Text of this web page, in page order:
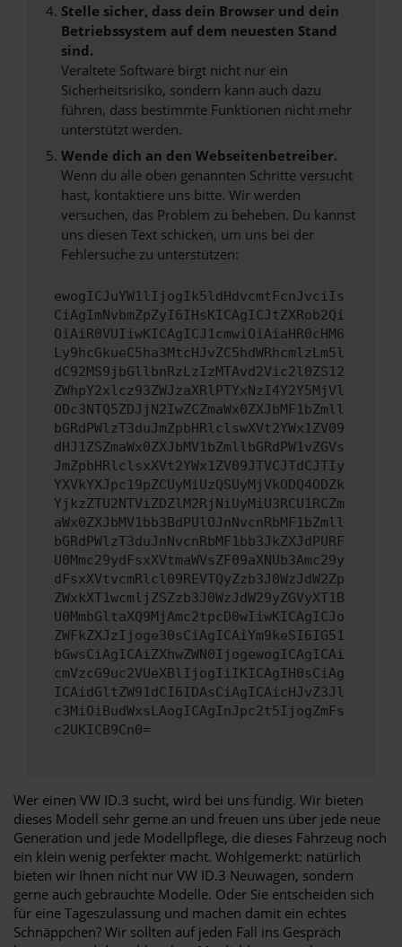
Stelle sicher, dass dein Browser und dein
Betriebssystem auf dem neuesten Stand
sind.
Veraltete Software birgt nicht nur ein
Sicherheitsrisiko, sondern kann auch dazu
führen, dass bestimmte Funktionen nicht mehr
unterstützt werden.
Wende dich an den Webseitenbetreiber.
Wenn du alle oben genannten Schritte versucht
hast, kontaktiere uns bitte. Wir werden
versuchen, das Problem zu beheben. Du kannst
uns diesen Text schicken, um uns bei der
Fehlersuche zu unterstützen:
ewogICJuYW1lIjogIk5ldHdvcmtFcnJvciIs
CiAgImNvbmZpZyI6IHsKICAgICJtZXRob2Qi
OiAiR0VUIiwKICAgICJ1cmwiOiAiaHR0cHM6
Ly9hcGkueC5ha3MtcHJvZC5hdWRhcmlzLm5l
dC92MS9jbGllbnRzLzIzMTAvd2Vic2l0ZS12
ZWhpY2xlcz93ZWJzaXRlPTYxNzI4Y2Y5MjVl
ODc3NTQ5ZDJjN2IwZCZmaWx0ZXJbMF1bZmll
bGRdPWlzT3duJmZpbHRlclswXVt2YWx1ZV09
dHJ1ZSZmaWx0ZXJbMV1bZmllbGRdPW1vZGVs
JmZpbHRlclsxXVt2YWx1ZV09JTVCJTdCJTIy
YXVkYXJpc19pZCUyMiUzQSUyMjVkODQ4ODZk
YjkzZTU2NTViZDZlM2RjNiUyMiU3RCU1RCZm
aWx0ZXJbMV1bb3BdPUlOJnNvcnRbMF1bZmll
bGRdPWlzT3duJnNvcnRbMF1bb3JkZXJdPURF
U0Mmc29ydFsxXVtmaWVsZF09aXNUb3Amc29y
dFsxXVtvcmRlcl09REVTQyZzb3J0WzJdW2Zp
ZWxkXT1wcmljZSZzb3J0WzJdW29yZGVyXT1B
U0MmbGltaXQ9MjAmc2tpcD0wIiwKICAgICJo
ZWFkZXJzIjoge30sCiAgICAiYm9keSI6IG51
bGwsCiAgICAiZXhwZWN0IjogewogICAgICAi
cmVzcG9uc2VUeXBlIjogIiIKICAgIH0sCiAg
ICAidGltZW91dCI6IDAsCiAgICAicHJvZ3Jl
c3MiOiBudWxsLAogICAgInJpc2t5IjogZmFs
c2UKICB9Cn0=
Wer einen VW ID.3 sucht, wird bei uns fündig. Wir bieten
dieses Modell sehr gerne an und freuen uns über jede neue
Generation und jede Modellpflege, die dieses Fahrzeug noch
ein klein wenig perfekter macht. Wohlgemerkt: natürlich
bieten wir Ihnen nicht nur VW ID.3 Neuwagen, sondern
gerne auch gebrauchte Modelle. Oder Sie entscheiden sich
für eine Tageszulassung und machen damit ein echtes
Schnäppchen? Wir sollten auf jeden Fall ins Gespräch